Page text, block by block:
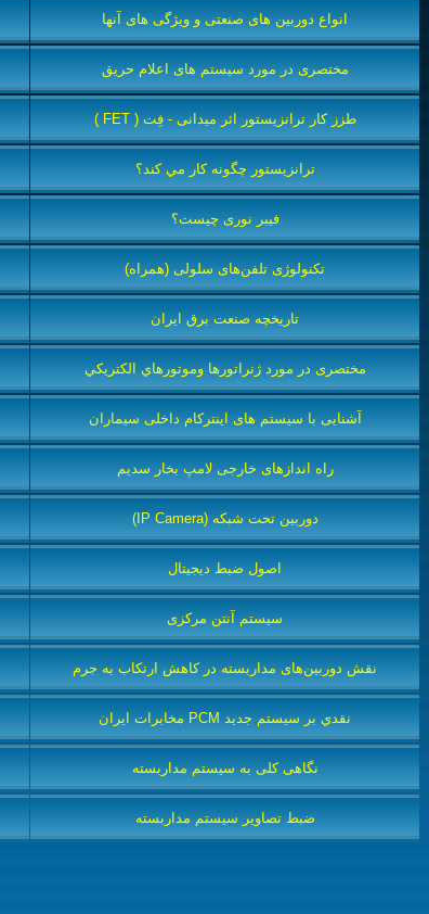
انواع دوربین های صنعتی و ويژگی های آنها
مختصری در مورد سیستم های اعلام حریق
طزز کار ترانزیستور اثر میدانی - فِت ( FET )
ترانزيستور چگونه کار مي کند؟
فیبر نوری چیست؟
تکنولوژی تلفن‌های سلولی (همراه)
تاريخچه صنعت برق ايران
مختصری در مورد ژنراتورها وموتورهاي الكتريكي
آشنایی با سیستم های اینترکام داخلی سیماران
راه اندازهای خارجی لامپ بخار سديم
دوربین تحت شبکه (IP Camera)
اصول ضبط دیجیتال
سیستم آنتن مرکزی
نقش دوربین‌های مداربسته در کاهش ارتکاب به جرم
نقدي بر سيستم جديد PCM مخابرات ايران
نگاهی کلی به سیستم مداربسته
ضبط تصاویر سیستم مداربسته